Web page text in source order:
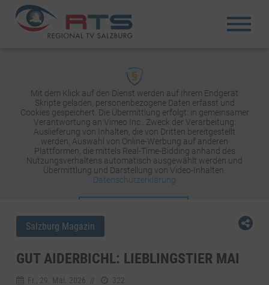
Mit dem Klick auf den Dienst werden auf Ihrem Endgerät
Skripte geladen, personenbezogene Daten erfasst und
Cookies gespeichert. Die Übermittlung erfolgt: in gemeinsamer
Verantwortung an Vimeo Inc.. Zweck der Verarbeitung:
Auslieferung von Inhalten, die von Dritten bereitgestellt
werden, Auswahl von Online-Werbung auf anderen
Plattformen, die mittels Real-Time-Bidding anhand des
Nutzungsverhaltens automatisch ausgewählt werden und
Übermittlung und Darstellung von Video-Inhalten.
Datenschutzerklärung
Salzburg Magazin
GUT AIDERBICHL: LIEBLINGSTIER MAI
Fr., 29. Mai. 2026 322